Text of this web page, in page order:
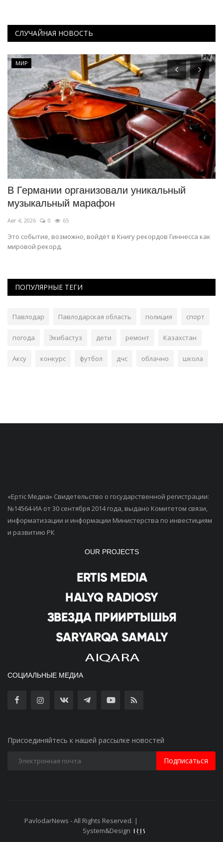
СЛУЧАЙНАЯ НОВОСТЬ
МИР
В Германии организовали уникальный
музыкальный марафон
Авг 4, 2026 0 65
Это событие, возможно, войдёт в Книгу рекордов Гиннесса как
мировой рекорд.
ПОПУЛЯРНЫЕ ТЕГИ
Павлодар Павлодарская область полиция спорт
погода Экибастуз дети ремонт Казахстан
Аксу конкурс футбол дчс облачно школа
«Ертiс Медиа» Свидетельство о государственной регистрации:
№14564-ИА от 30 сентября 2014 года, выдано Комитетом связи,
информатизации и информации Министерства по инвестициям
и развитию РК
OUR PROJECTS
СОЦИАЛЬНЫЕ МЕДИА
Присоединяйтесь к нашей рассылке новостей
Подписаться
PavlodarNews - All Rights Reserved. |
System&Design